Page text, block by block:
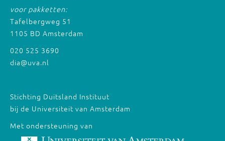
voor pakketten:
Tafelbergweg 51
1105 BD Amsterdam
020 525 3690
dia@uva.nl
Stichting Duitsland Instituut
bij de Universiteit van Amsterdam
Met ondersteuning van